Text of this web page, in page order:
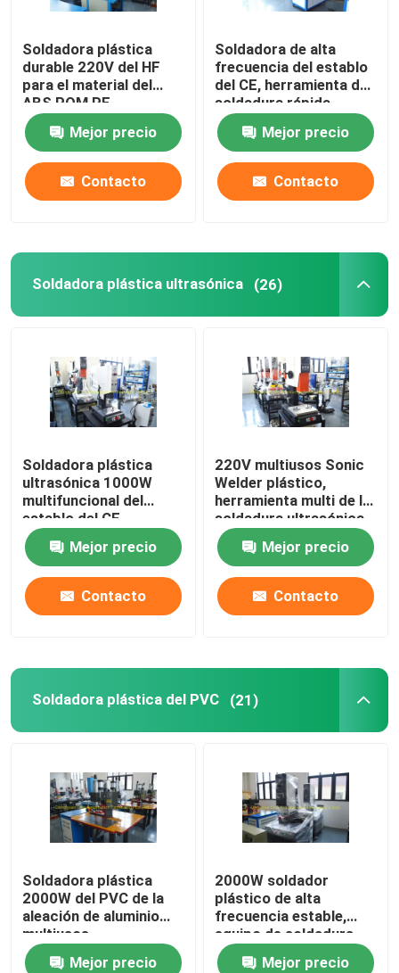
Pad de oído del auricular
Soldadora plástica
durable 220V del HF
para el material del
ABS POM PE
Mejor precio
Contacto
Soldadora de alta
frecuencia del establo
del CE, herramienta de
soldadura rápida
multiusos
Mejor precio
Contacto
Soldadora plástica ultrasónica (26)
Soldadora plástica
ultrasónica 1000W
multifuncional del
establo del CE
Mejor precio
Contacto
220V multiusos Sonic
Welder plástico,
herramienta multi de la
soldadura ultrasónica
de las cabezas
Mejor precio
Contacto
Soldadora plástica del PVC (21)
Soldadora plástica
2000W del PVC de la
aleación de aluminio
multiusos
Mejor precio
2000W soldador
plástico de alta
frecuencia estable,
equipo de soldadura
multifuncional del PVC
Mejor precio